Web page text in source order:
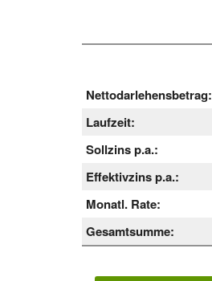
Nettodarlehensbetrag:
Laufzeit:
Sollzins p.a.:
Effektivzins p.a.:
Monatl. Rate:
Gesamtsumme: